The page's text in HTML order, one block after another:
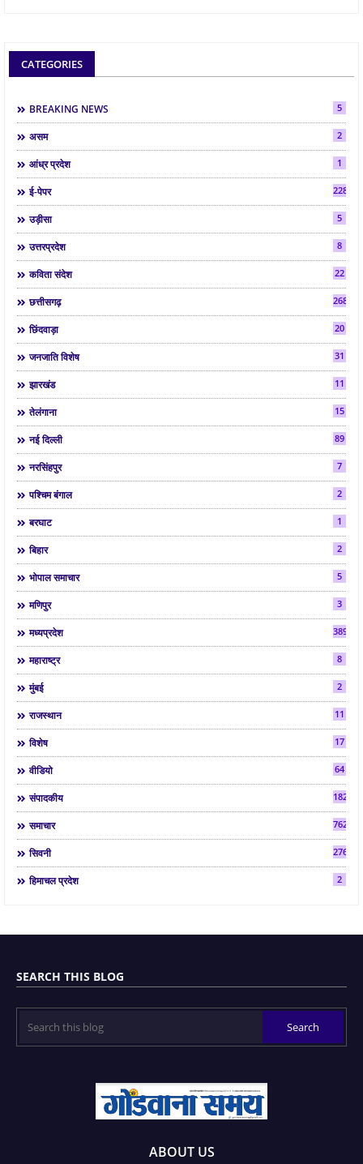
CATEGORIES
BREAKING NEWS 5
असम 2
आंध्र प्रदेश 1
ई-पेपर 2286
उड़ीसा 5
उत्तरप्रदेश 8
कविता संदेश 22
छत्तीसगढ़ 268
छिंदवाड़ा 20
जनजाति विशेष 31
झारखंड 11
तेलंगाना 15
नई दिल्ली 89
नरसिंहपुर 7
पश्चिम बंगाल 2
बरघाट 1
बिहार 2
भोपाल समाचार 5
मणिपुर 3
मध्यप्रदेश 3892
महाराष्ट्र 8
मुंबई 2
राजस्थान 11
विशेष 17
वीडियो 64
संपादकीय 182
समाचार 7624
सिवनी 2763
हिमाचल प्रदेश 2
SEARCH THIS BLOG
ABOUT US